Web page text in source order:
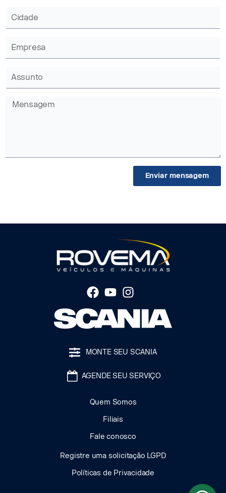
Enviar mensagem
MONTE SEU SCANIA
AGENDE SEU SERVIÇO
Quem Somos
Filiais
Fale conosco
Registre uma solicitação LGPD
Políticas de Privacidade